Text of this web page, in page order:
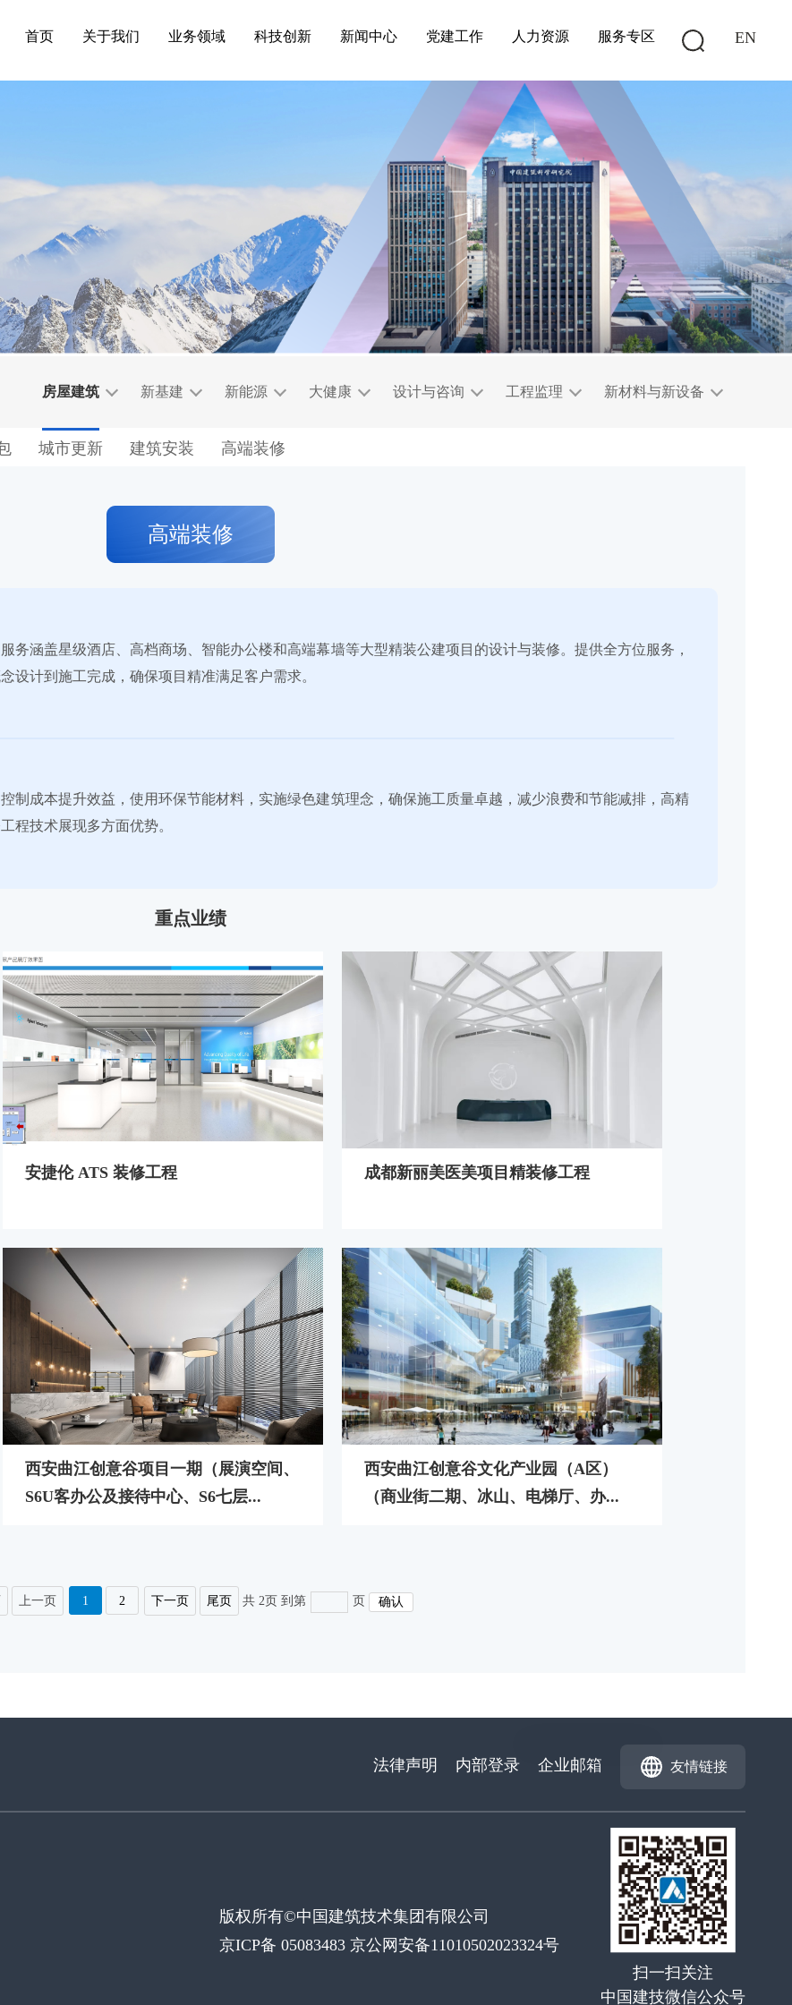
首页 关于我们 业务领域 科技创新 新闻中心 党建工作 人力资源 服务专区 EN
房屋建筑
城市更新 建筑安装 高端装修
新基建 新能源 大健康 设计与咨询 工程监理 新材料与新设备
高端装修
服务涵盖星级酒店、高档商场、智能办公楼和高端幕墙等大型精装公建项目的设计与装修。提供全方位服务，
设计到施工完成，确保项目精准满足客户需求。
控制成本提升效益，使用环保节能材料，实施绿色建筑理念，确保施工质量卓越，减少浪费和节能减排，高精
程技术展现多方面优势。
重点业绩
安捷伦 ATS 装修工程 成都新丽美医美项目精装修工程
西安曲江创意谷项目一期（展演空间、
S6U客办公及接待中心、S6七层...
西安曲江创意谷文化产业园（A区）
（商业街二期、冰山、电梯厅、办...
上一页 1 2 下一页 尾页 共 2页 到第 页
法律声明 内部登录 企业邮箱 友情链接
扫一扫关注
中国建技微信公众号
版权所有©中国建筑技术集团有限公司
京ICP备 05083483 京公网安备11010502023324号